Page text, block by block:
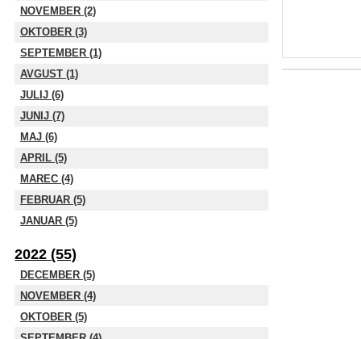
NOVEMBER (2)
OKTOBER (3)
SEPTEMBER (1)
AVGUST (1)
JULIJ (6)
JUNIJ (7)
MAJ (6)
APRIL (5)
MAREC (4)
FEBRUAR (5)
JANUAR (5)
2022 (55)
DECEMBER (5)
NOVEMBER (4)
OKTOBER (5)